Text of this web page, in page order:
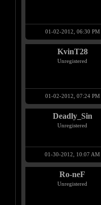
01-02-2012, 06:30 PM
KvinT28
Unregistered
01-02-2012, 07:24 PM
Deadly_Sin
Unregistered
01-30-2012, 10:07 AM
Ro-neF
Unregistered